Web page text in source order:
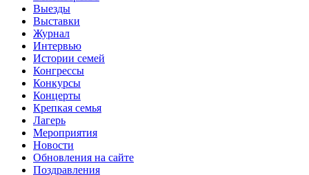
Выезды
Выставки
Журнал
Интервью
Истории семей
Конгрессы
Конкурсы
Концерты
Крепкая семья
Лагерь
Мероприятия
Новости
Обновления на сайте
Поздравления